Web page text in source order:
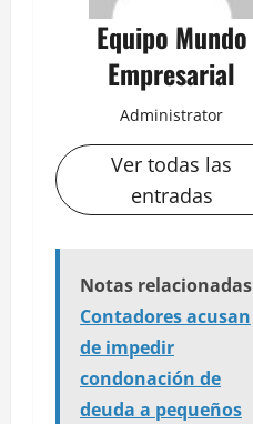
Equipo Mundo
Empresarial
Administrator
Ver todas las
entradas
Notas relacionadas
Contadores acusan
de impedir
condonación de
deuda a pequeños